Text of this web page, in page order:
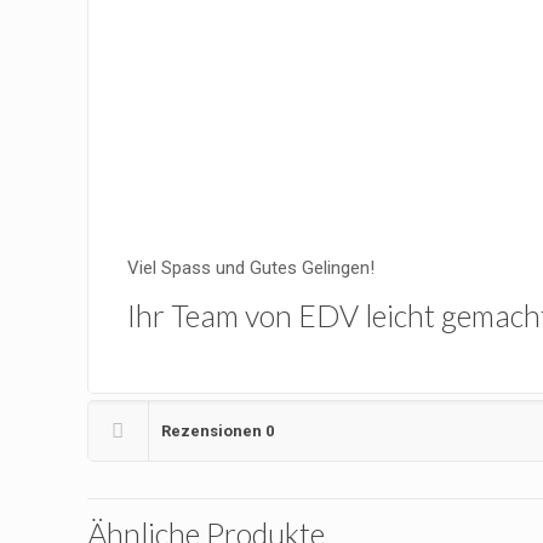
Viel Spass und Gutes Gelingen!
Ihr Team von EDV leicht
Rezensionen 0
Ähnliche Produkte